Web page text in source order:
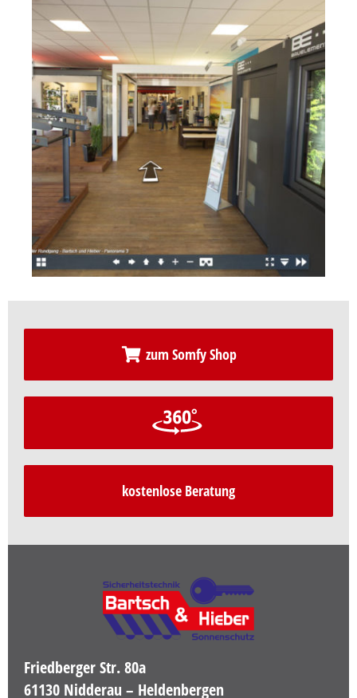
zum Somfy Shop
kostenlose Beratung
Friedberger Str. 80a
61130 Nidderau – Heldenbergen